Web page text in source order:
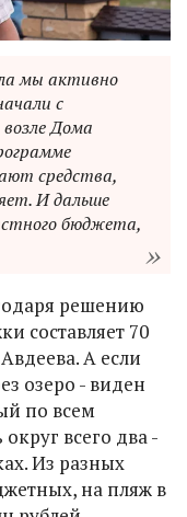
мы активно
с
Дома
средства,
И дальше
бюджета,
решению
составляет 70
А если
озеро - виден
по всем
всего два -
Из разных
на пляж в